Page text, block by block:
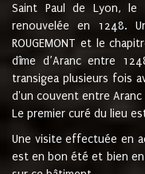
Saint Paul de Lyon, le
renouvelée en 1248.
ROUGEMONT et le
dîme d’Aranc entre
transigea plusieurs fois
d'un couvent entre Aranc
Le premier curé du lieu
Une visite effectuée en
est en bon été et bien